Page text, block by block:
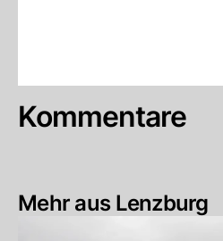
Kommentare
Mehr aus Lenzburg